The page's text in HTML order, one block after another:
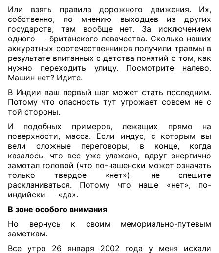
Или взять правила дорожного движения. Их,
собственно, по мнению выходцев из других
государств, там вообще нет. За исключением
одного — британского левачества. Сколько наших
аккуратных соотечественников получили травмы в
результате впитанных с детства понятий о том, как
нужно переходить улицу. Посмотрите налево.
Машин нет? Идите.
В Индии ваш первый шаг может стать последним.
Потому что опасность тут угрожает совсем не с
той стороны.
И подобных примеров, лежащих прямо на
поверхности, масса. Если индус, с которым вы
вели сложные переговоры, в конце, когда
казалось, что все уже улажено, вдруг энергично
замотал головой (что по-нашенски может означать
только твердое «нет»), не спешите
раскланиваться. Потому что наше «нет», по-
индийски — «да».
В зоне особого внимания
Но вернусь к своим мемориально-путевым
заметкам.
Все утро 26 января 2002 года у меня искали